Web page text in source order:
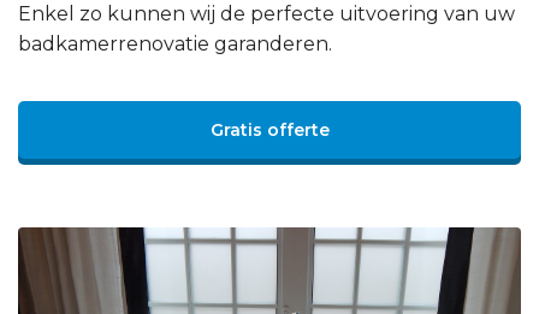
Enkel zo kunnen wij de perfecte uitvoering van uw
badkamerrenovatie garanderen.
Gratis offerte